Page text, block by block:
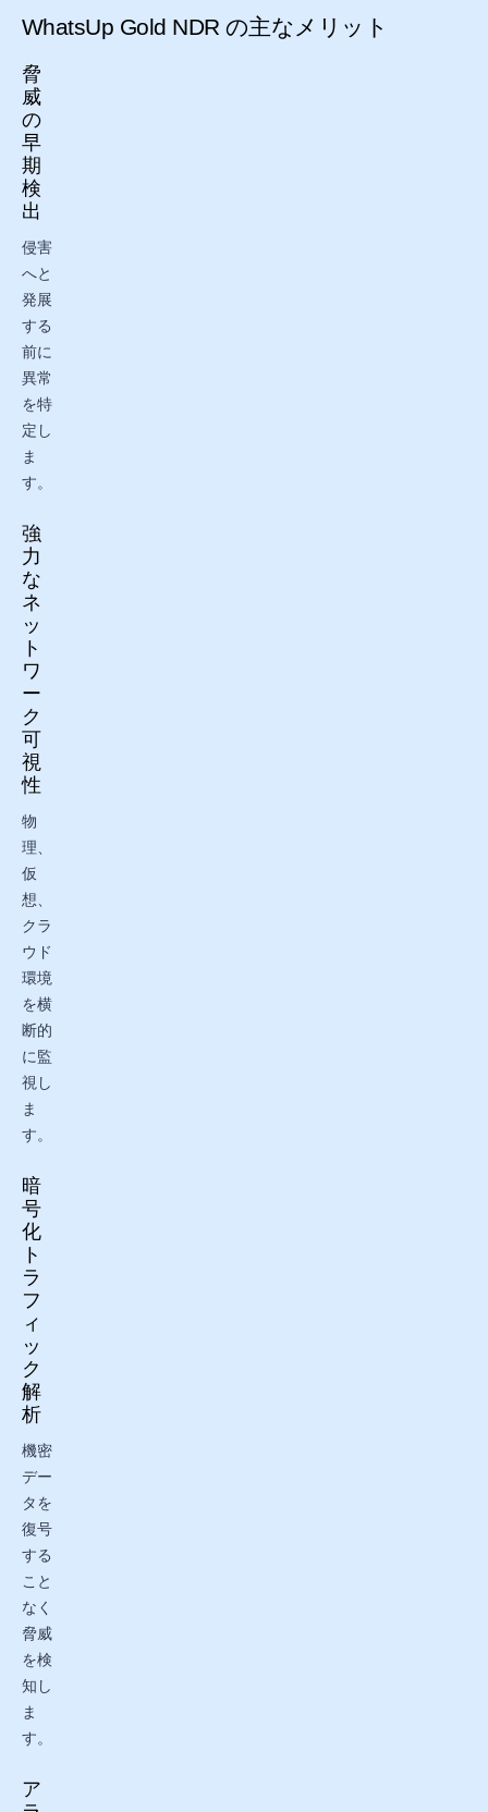
WhatsUp Gold NDR の主なメリット
脅
威
の
早
期
検
出
侵害
へと
発展
する
前に
異常
を特
定し
ま
す。
強
力
な
ネ
ッ
ト
ワ
ー
ク
可
視
性
物
理、
仮
想、
クラ
ウド
環境
を横
断的
に監
視し
ま
す。
暗
号
化
ト
ラ
フ
ィ
ッ
ク
解
析
機密
デー
タを
復号
する
こと
なく
脅威
を検
知し
ま
す。
ア